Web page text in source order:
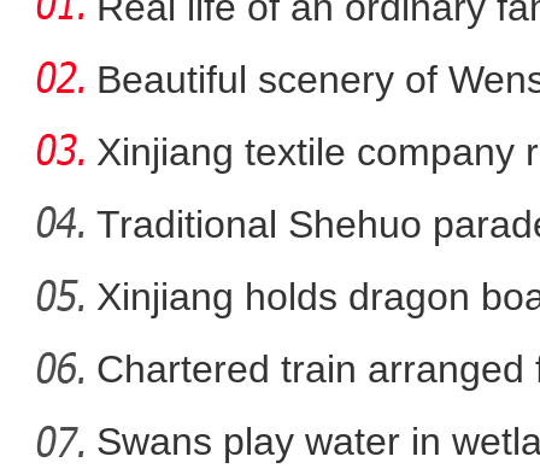
航拍新藏公路壮
Beautiful scenery of
in
Xinjiang textile company
wort
Traditional Shehuo
Xinjiang holds dragon
Chartered train
Swans play water in